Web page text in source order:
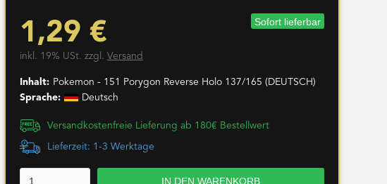
1,29 € Sofort lieferbar
inkl. 19% USt. zzgl. Versand
Inhalt: Pokemon - 151 Porygon Reverse Holo 137/165 (DEUTSCH)
Sprache:
Deutsch
Versandkostenfreie Lieferung ab 180€ Bestellwert
Lieferzeit: 1-3 Werktage